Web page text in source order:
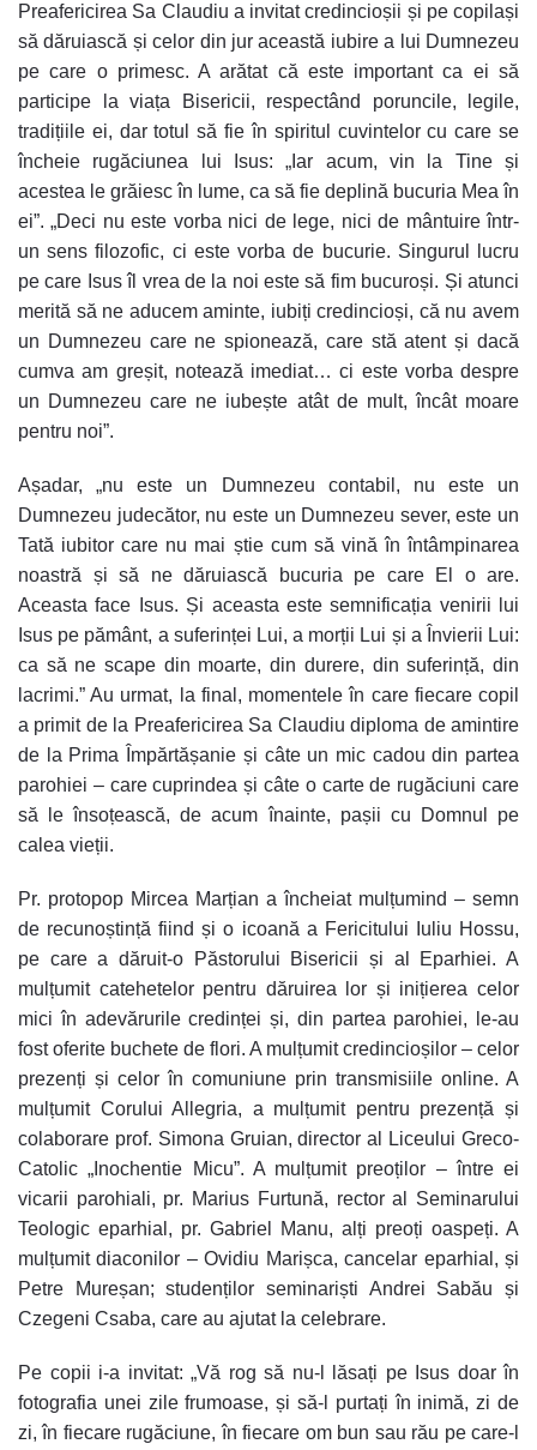
Preafericirea Sa Claudiu a invitat credincioșii și pe copilași
să dăruiască și celor din jur această iubire a lui Dumnezeu
pe care o primesc. A arătat că este important ca ei să
participe la viața Bisericii, respectând poruncile, legile,
tradițiile ei, dar totul să fie în spiritul cuvintelor cu care se
încheie rugăciunea lui Isus: „Iar acum, vin la Tine și
acestea le grăiesc în lume, ca să fie deplină bucuria Mea în
ei”. „Deci nu este vorba nici de lege, nici de mântuire într-
un sens filozofic, ci este vorba de bucurie. Singurul lucru
pe care Isus îl vrea de la noi este să fim bucuroși. Și atunci
merită să ne aducem aminte, iubiți credincioși, că nu avem
un Dumnezeu care ne spionează, care stă atent și dacă
cumva am greșit, notează imediat… ci este vorba despre
un Dumnezeu care ne iubește atât de mult, încât moare
pentru noi”.
Așadar, „nu este un Dumnezeu contabil, nu este un
Dumnezeu judecător, nu este un Dumnezeu sever, este un
Tată iubitor care nu mai știe cum să vină în întâmpinarea
noastră și să ne dăruiască bucuria pe care El o are.
Aceasta face Isus. Și aceasta este semnificația venirii lui
Isus pe pământ, a suferinței Lui, a morții Lui și a Învierii Lui:
ca să ne scape din moarte, din durere, din suferință, din
lacrimi.” Au urmat, la final, momentele în care fiecare copil
a primit de la Preafericirea Sa Claudiu diploma de amintire
de la Prima Împărtășanie și câte un mic cadou din partea
parohiei – care cuprindea și câte o carte de rugăciuni care
să le însoțească, de acum înainte, pașii cu Domnul pe
calea vieții.
Pr. protopop Mircea Marțian a încheiat mulțumind – semn
de recunoștință fiind și o icoană a Fericitului Iuliu Hossu,
pe care a dăruit-o Păstorului Bisericii și al Eparhiei. A
mulțumit catehetelor pentru dăruirea lor și inițierea celor
mici în adevărurile credinței și, din partea parohiei, le-au
fost oferite buchete de flori. A mulțumit credincioșilor – celor
prezenți și celor în comuniune prin transmisiile online. A
mulțumit Corului Allegria, a mulțumit pentru prezență și
colaborare prof. Simona Gruian, director al Liceului Greco-
Catolic „Inochentie Micu”. A mulțumit preoților – între ei
vicarii parohiali, pr. Marius Furtună, rector al Seminarului
Teologic eparhial, pr. Gabriel Manu, alți preoți oaspeți. A
mulțumit diaconilor – Ovidiu Marișca, cancelar eparhial, și
Petre Mureșan; studenților seminariști Andrei Sabău și
Czegeni Csaba, care au ajutat la celebrare.
Pe copii i-a invitat: „Vă rog să nu-l lăsați pe Isus doar în
fotografia unei zile frumoase, și să-l purtați în inimă, zi de
zi, în fiecare rugăciune, în fiecare om bun sau rău pe care-l